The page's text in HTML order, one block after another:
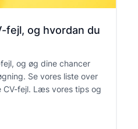
fejl, og hvordan du
og øg dine chancer
Se vores liste over
CV-fejl. Læs vores tips og